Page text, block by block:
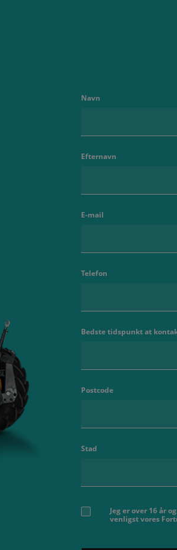
Navn
Efternavn
E-mail
Telefon
Bedste tidspunkt at
Postcode
Stad
Jeg er over 16 år
venligst vores